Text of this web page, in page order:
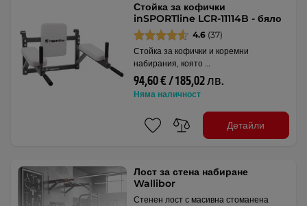
Стойка за кофички
inSPORTline LCR-11114B - бяло
4.6 (37)
Стойка за кофички и коремни
набирания, която …
94,60 € / 185,02 лв.
Няма наличност
Детайли
Лост за стена набиране
Wallibor
Стенен лост с масивна стоманена